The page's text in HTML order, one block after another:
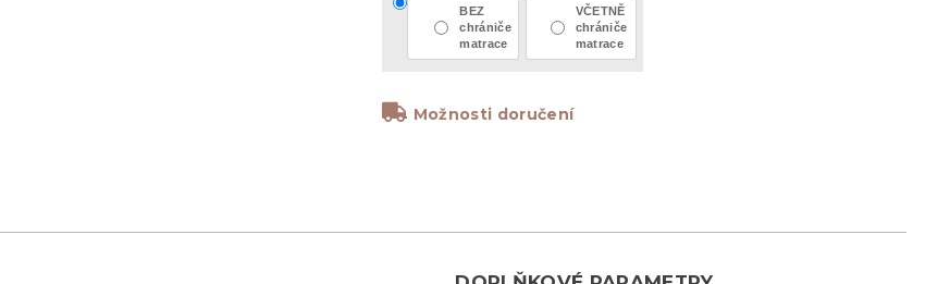
BEZ
chrániče
matrace
VČETNĚ
chrániče
matrace
Možnosti doručení